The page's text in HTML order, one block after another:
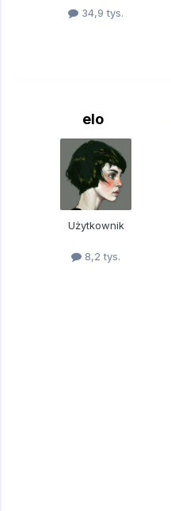
34,9 tys.
elo
Użytkownik
8,2 tys.